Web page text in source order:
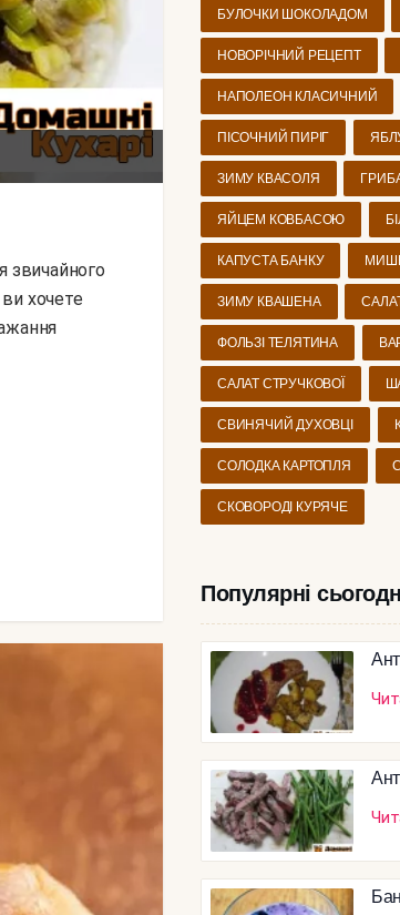
хочете
БУЛОЧКИ ШОКОЛАДОМ
НОВОРІЧНИЙ РЕЦЕПТ
НАПОЛЕОН КЛАСИЧНИЙ
ПІСОЧНИЙ ПИРІГ
ЗИМУ КВАСОЛЯ
ЯЙЦЕМ КОВБАСОЮ
КАПУСТА БАНКУ
ЗИМУ КВАШЕНА
ФОЛЬЗІ ТЕЛЯТИНА
САЛАТ СТРУЧКОВОЇ
СВИНЯЧИЙ ДУХОВЦІ
СОЛОДКА КАРТОПЛЯ
СКОВОРОДІ КУРЯЧЕ
Популярні